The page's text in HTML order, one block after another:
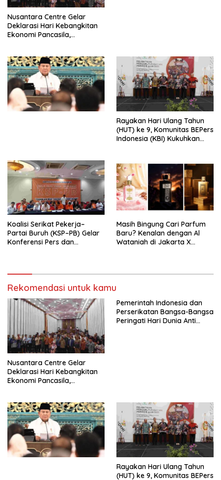
Nusantara Centre Gelar
Deklarasi Hari Kebangkitan
Ekonomi Pancasila,
Penjajahan (Pergolakan
Ekonomi Politik Indonesia) &
Simposium Nasional “Urgensi
Undang-Undang
Perekonomian Nasional dan
Kesejahteraan Sosial dalam
Rayakan Hari Ulang Tahun
(HUT) ke 9, Komunitas BEPers
Indonesia (KBI) Kukuhkan
Tema: “Penguatan dan
Pengembangan Organisasi
KBI yang Berbasis Riset di
seluruh Indonesia dan
Mancanegara”.
Koalisi Serikat Pekerja–
Partai Buruh (KSP–PB) Gelar
Konferensi Pers dan
Masih Bingung Cari Parfum
Baru? Kenalan dengan Al
Wataniah di Jakarta X
Rekomendasi untuk kamu
Nusantara Centre Gelar
Deklarasi Hari Kebangkitan
Ekonomi Pancasila,
Penjajahan (Pergolakan
Ekonomi Politik Indonesia) &
Simposium Nasional “Urgensi
Undang-Undang
Perekonomian Nasional dan
Kesejahteraan Sosial dalam
Pemerintah Indonesia dan
Perserikatan Bangsa-Bangsa
Peringati Hari Dunia Anti
Rayakan Hari Ulang Tahun
(HUT) ke 9, Komunitas BEPers